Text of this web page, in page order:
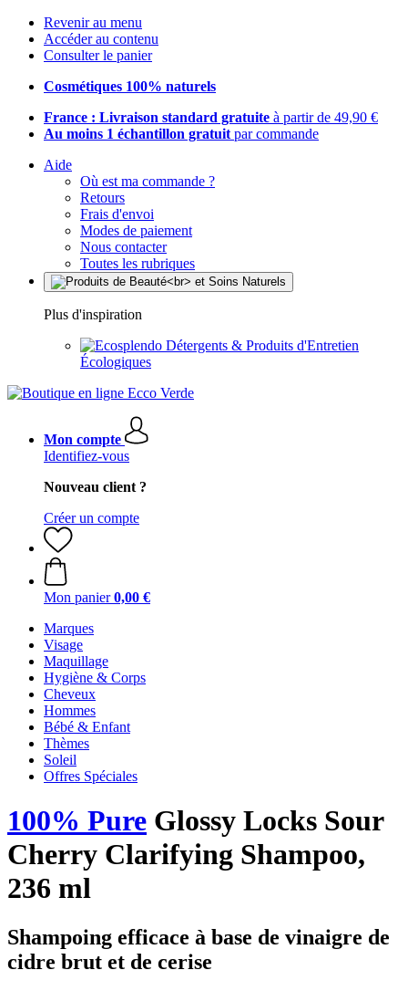
Revenir au menu
Accéder au contenu
Consulter le panier
Cosmétiques 100% naturels
France : Livraison standard gratuite à partir de 49,90 €
Au moins 1 échantillon gratuit par commande
Aide
Où est ma commande ?
Retours
Frais d'envoi
Modes de paiement
Nous contacter
Toutes les rubriques
Plus d'inspiration
Détergents & Produits d'Entretien
Écologiques
Mon compte
Identifiez-vous
Nouveau client ?
Créer un compte
Mon panier 0,00 €
Marques
Visage
Maquillage
Hygiène & Corps
Cheveux
Hommes
Bébé & Enfant
Thèmes
Soleil
Offres Spéciales
100% Pure Glossy Locks Sour
Cherry Clarifying Shampoo,
236 ml
Shampoing efficace à base de vinaigre de
cidre brut et de cerise